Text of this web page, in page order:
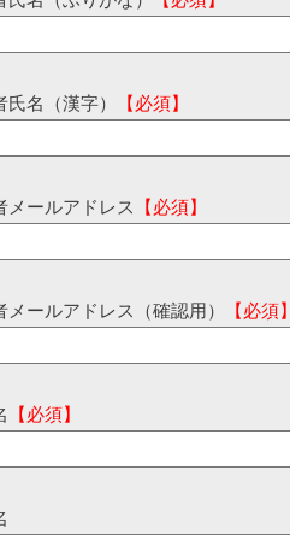
氏名（漢字） 【必須】
メールアドレス 【必須】
メールアドレス（確認用） 【必須
【必須】